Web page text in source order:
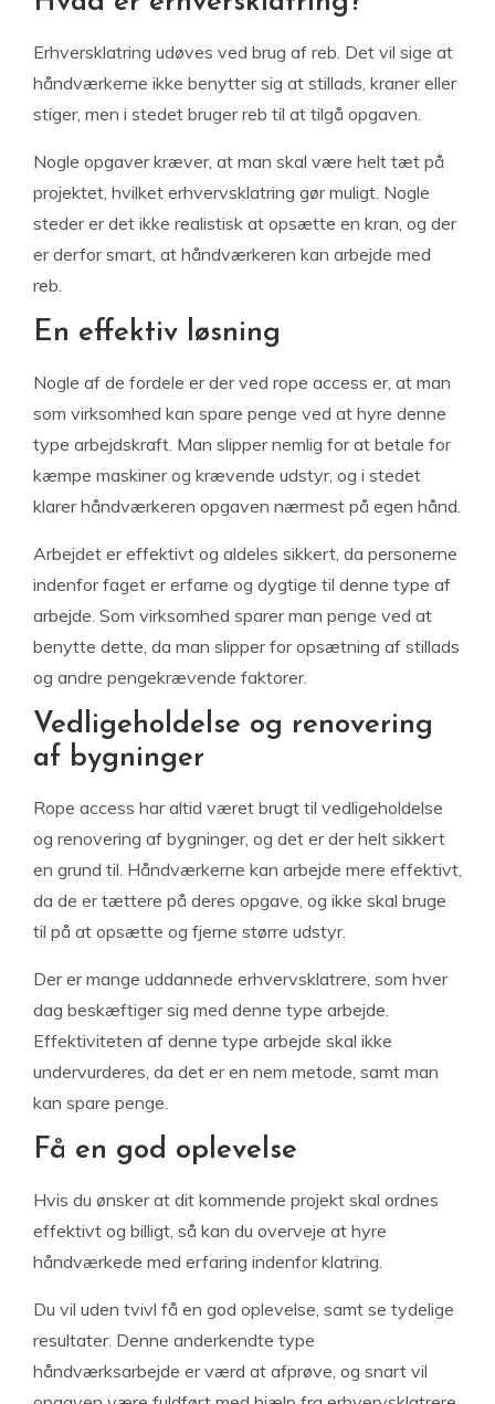
Erhversklatring udøves ved brug af reb. Det vil sige at
håndværkerne ikke benytter sig at stillads, kraner eller
stiger, men i stedet bruger reb til at tilgå opgaven.
Nogle opgaver kræver, at man skal være helt tæt på
projektet, hvilket erhvervsklatring gør muligt. Nogle
steder er det ikke realistisk at opsætte en kran, og der
er derfor smart, at håndværkeren kan arbejde med
reb.
En effektiv løsning
Nogle af de fordele er der ved rope access er, at man
som virksomhed kan spare penge ved at hyre denne
type arbejdskraft. Man slipper nemlig for at betale for
kæmpe maskiner og krævende udstyr, og i stedet
klarer håndværkeren opgaven nærmest på egen hånd.
Arbejdet er effektivt og aldeles sikkert, da personerne
indenfor faget er erfarne og dygtige til denne type af
arbejde. Som virksomhed sparer man penge ved at
benytte dette, da man slipper for opsætning af stillads
og andre pengekrævende faktorer.
Vedligeholdelse og renovering
af bygninger
Rope access har altid været brugt til vedligeholdelse
og renovering af bygninger, og det er der helt sikkert
en grund til. Håndværkerne kan arbejde mere effektivt,
da de er tættere på deres opgave, og ikke skal bruge
til på at opsætte og fjerne større udstyr.
Der er mange uddannede erhvervsklatrere, som hver
dag beskæftiger sig med denne type arbejde.
Effektiviteten af denne type arbejde skal ikke
undervurderes, da det er en nem metode, samt man
kan spare penge.
Få en god oplevelse
Hvis du ønsker at dit kommende projekt skal ordnes
effektivt og billigt, så kan du overveje at hyre
håndværkede med erfaring indenfor klatring.
Du vil uden tvivl få en god oplevelse, samt se tydelige
resultater. Denne anderkendte type
håndværksarbejde er værd at afprøve, og snart vil